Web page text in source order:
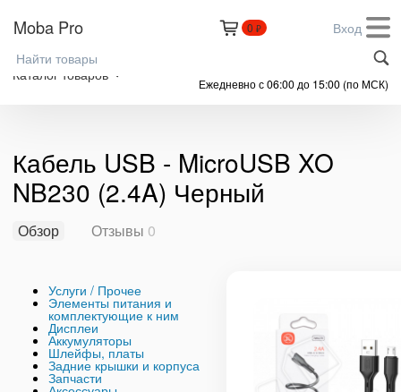
Moba Pro 0 ₽ Вход
Каталог товаров
+7 (999) 305-61-91
Ежедневно с 06:00 до 15:00 (по МСК)
Кабель USB - MicroUSB XO
NB230 (2.4A) Черный
Обзор Отзывы 0
Услуги / Прочее
Элементы питания и
комплектующие к ним
Дисплеи
Аккумуляторы
Шлейфы, платы
Задние крышки и корпуса
Запчасти